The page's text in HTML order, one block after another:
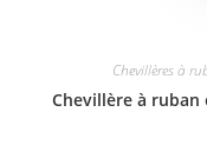
Chevillères à
Chevillère à ruban